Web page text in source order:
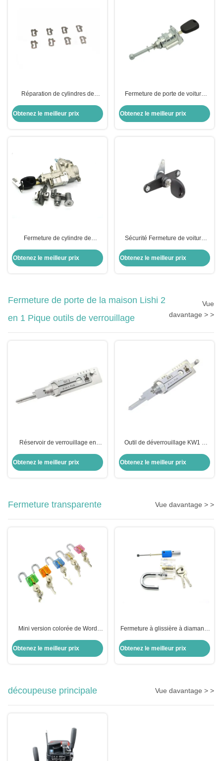
Réparation de cylindres de
Obtenez le meilleur prix
Fermeture de porte de voiture
cylindre de porte de voiture
Obtenez le meilleur prix
Fermeture de cylindre de
d'allumage Honda Civic
Fermeture pour voiture Honda
Obtenez le meilleur prix
Sécurité Fermeture de voiture
arrière cylindrique Pour le
remplacement Opel
Obtenez le meilleur prix
Fermeture de porte de la maison Lishi 2
en 1 Pique outils de verrouillage
Vue
davantage > >
Réservoir de verrouillage en
Obtenez le meilleur prix
Outil de déverrouillage KW1 5
Obtenez le meilleur prix
Fermeture transparente Vue davantage > >
Mini version colorée de Word
Obtenez le meilleur prix
Fermeture à glissière à diamants
pick-up, combinaison
d'équipements
Obtenez le meilleur prix
découpeuse principale Vue davantage > >